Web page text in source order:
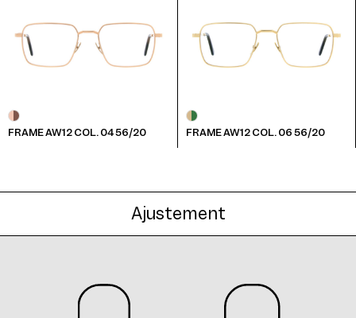
FRAME AW12 COL. 04 56/20 FRAME AW12 COL. 06 56/20
Ajustement
AW12 Clip Col. 06 52